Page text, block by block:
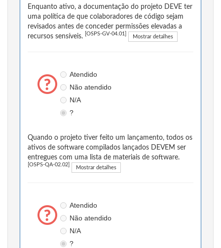
Enquanto ativo, a documentação do projeto DEVE ter
uma política de que colaboradores de código sejam
revisados antes de conceder permissões elevadas a
recursos sensíveis.
[OSPS-GV-04.01] Mostrar detalhes
Atendido
Não atendido
N/A
?
Quando o projeto tiver feito um lançamento, todos os
ativos de software compilados lançados DEVEM ser
entregues com uma lista de materiais de software.
[OSPS-QA-02.02] Mostrar detalhes
Atendido
Não atendido
N/A
?